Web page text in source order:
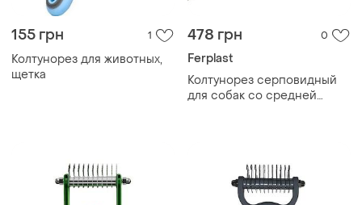
155 грн 1
Колтунорез для животных,
щетка
478 грн 0
Ferplast
Колтунорез серповидный
для собак со средней